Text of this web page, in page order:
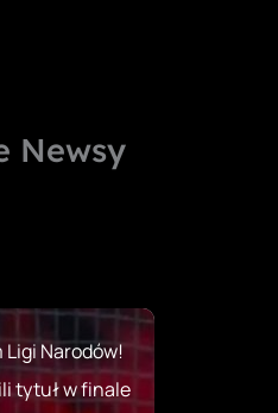
Newsy
Ligi Narodów!
tytuł w finale